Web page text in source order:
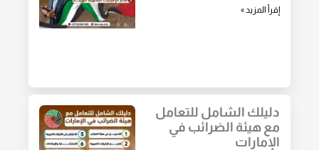
إقرأ المزيد »
دليلك الشامل للتعامل
مع هيئة الضرائب في
الإمارات